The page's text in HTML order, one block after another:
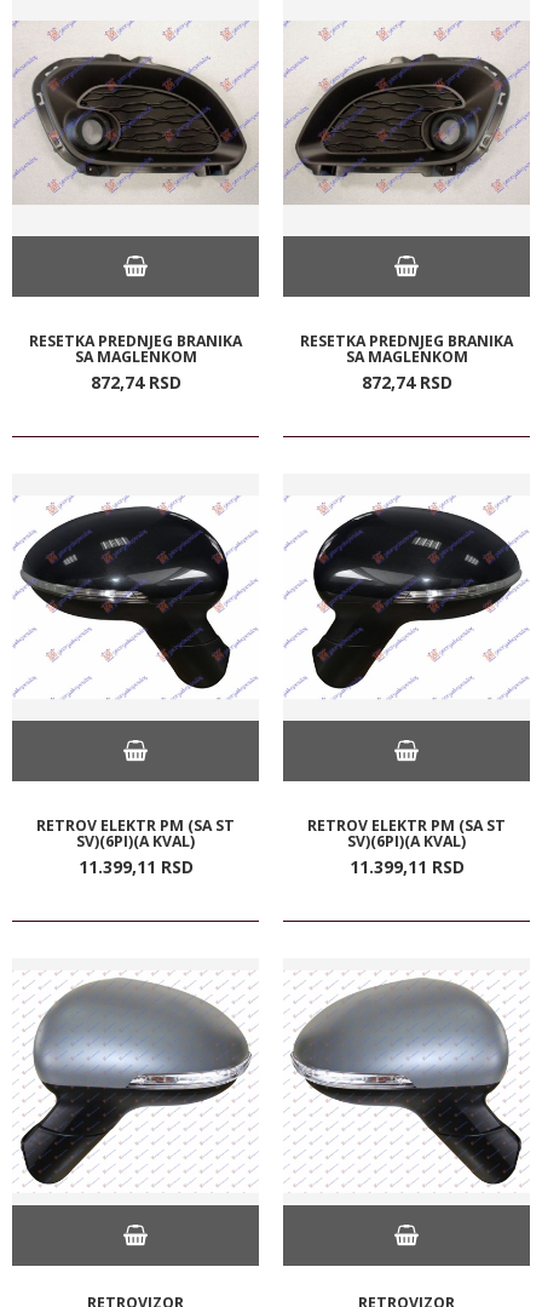
RESETKA PREDNJEG BRANIKA
SA MAGLENKOM
872,74 RSD
RESETKA PREDNJEG BRANIKA
SA MAGLENKOM
872,74 RSD
RETROV ELEKTR PM (SA ST
SV)(6PI)(A KVAL)
11.399,11 RSD
RETROV ELEKTR PM (SA ST
SV)(6PI)(A KVAL)
11.399,11 RSD
RETROVIZOR RETROVIZOR